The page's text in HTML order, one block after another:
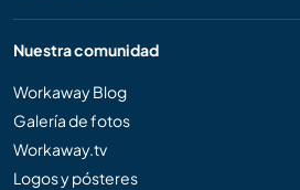
Nuestra comunidad
Workaway Blog
Galería de fotos
Workaway.tv
Logos y pósteres